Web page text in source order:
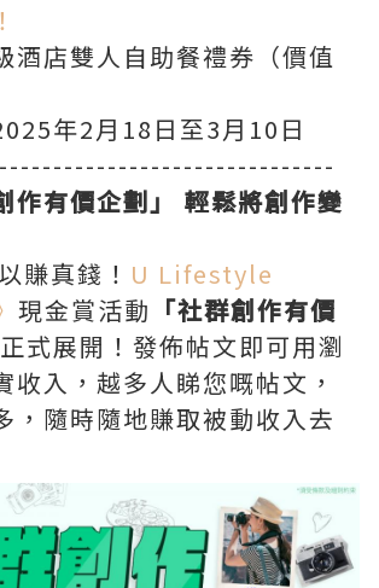
酒店雙人自助餐禮券（價值
年2月18日至3月10日
作有價企劃」 輕鬆將創作變
賺真錢！ U Lifestyle
現金賞活動 「社群創作有價
正式展開！發佈帖文即可用瀏
收入，越多人睇您嘅帖文，
，隨時隨地賺取被動收入去